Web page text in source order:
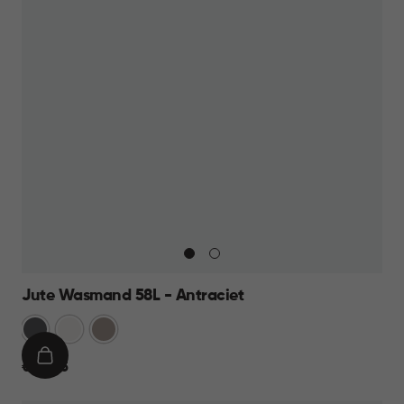
Jute Wasmand 58L - Antraciet
Antraciet Taupe
€
€ 22,95
IN